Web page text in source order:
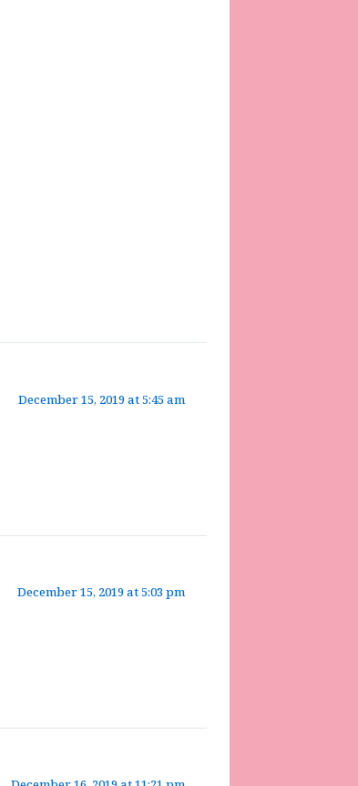
December 15, 2019 at 5:45 am
December 15, 2019 at 5:03 pm